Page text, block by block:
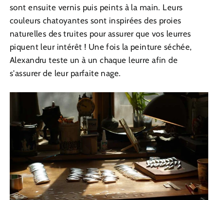
sont ensuite vernis puis peints à la main. Leurs
couleurs chatoyantes sont inspirées des proies
naturelles des truites pour assurer que vos leurres
piquent leur intérêt ! Une fois la peinture séchée,
Alexandru teste un à un chaque leurre afin de
s'assurer de leur parfaite nage.